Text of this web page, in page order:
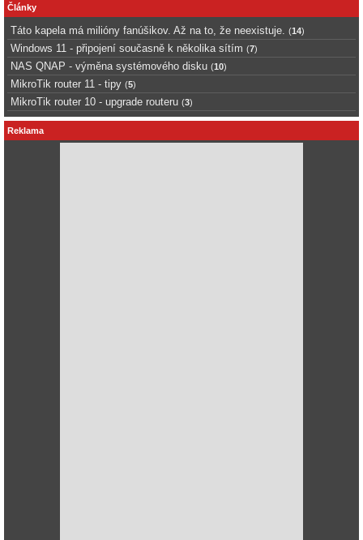
Články
Táto kapela má milióny fanúšikov. Až na to, že neexistuje. (14)
Windows 11 - připojení současně k několika sítím (7)
NAS QNAP - výměna systémového disku (10)
MikroTik router 11 - tipy (5)
MikroTik router 10 - upgrade routeru (3)
Reklama